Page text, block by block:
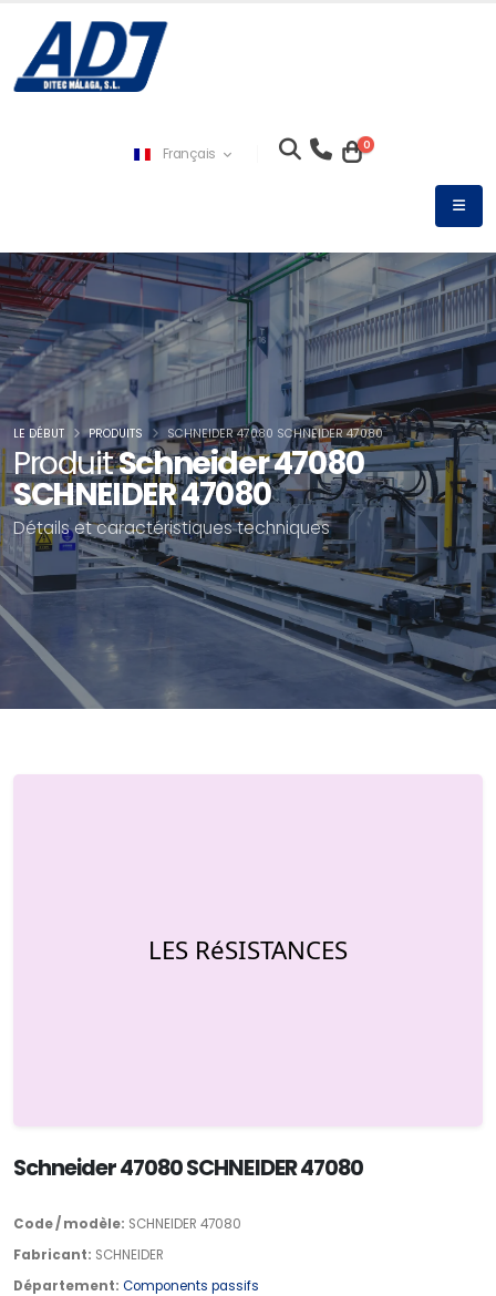
Français 0
ProduitSchneider 47080
SCHNEIDER 47080
Détails et caractéristiques techniques
LE DÉBUT PRODUITS SCHNEIDER 47080 SCHNEIDER 47080
Schneider 47080 SCHNEIDER 47080
Code / modèle: SCHNEIDER 47080
Fabricant: SCHNEIDER
Département: Components passifs